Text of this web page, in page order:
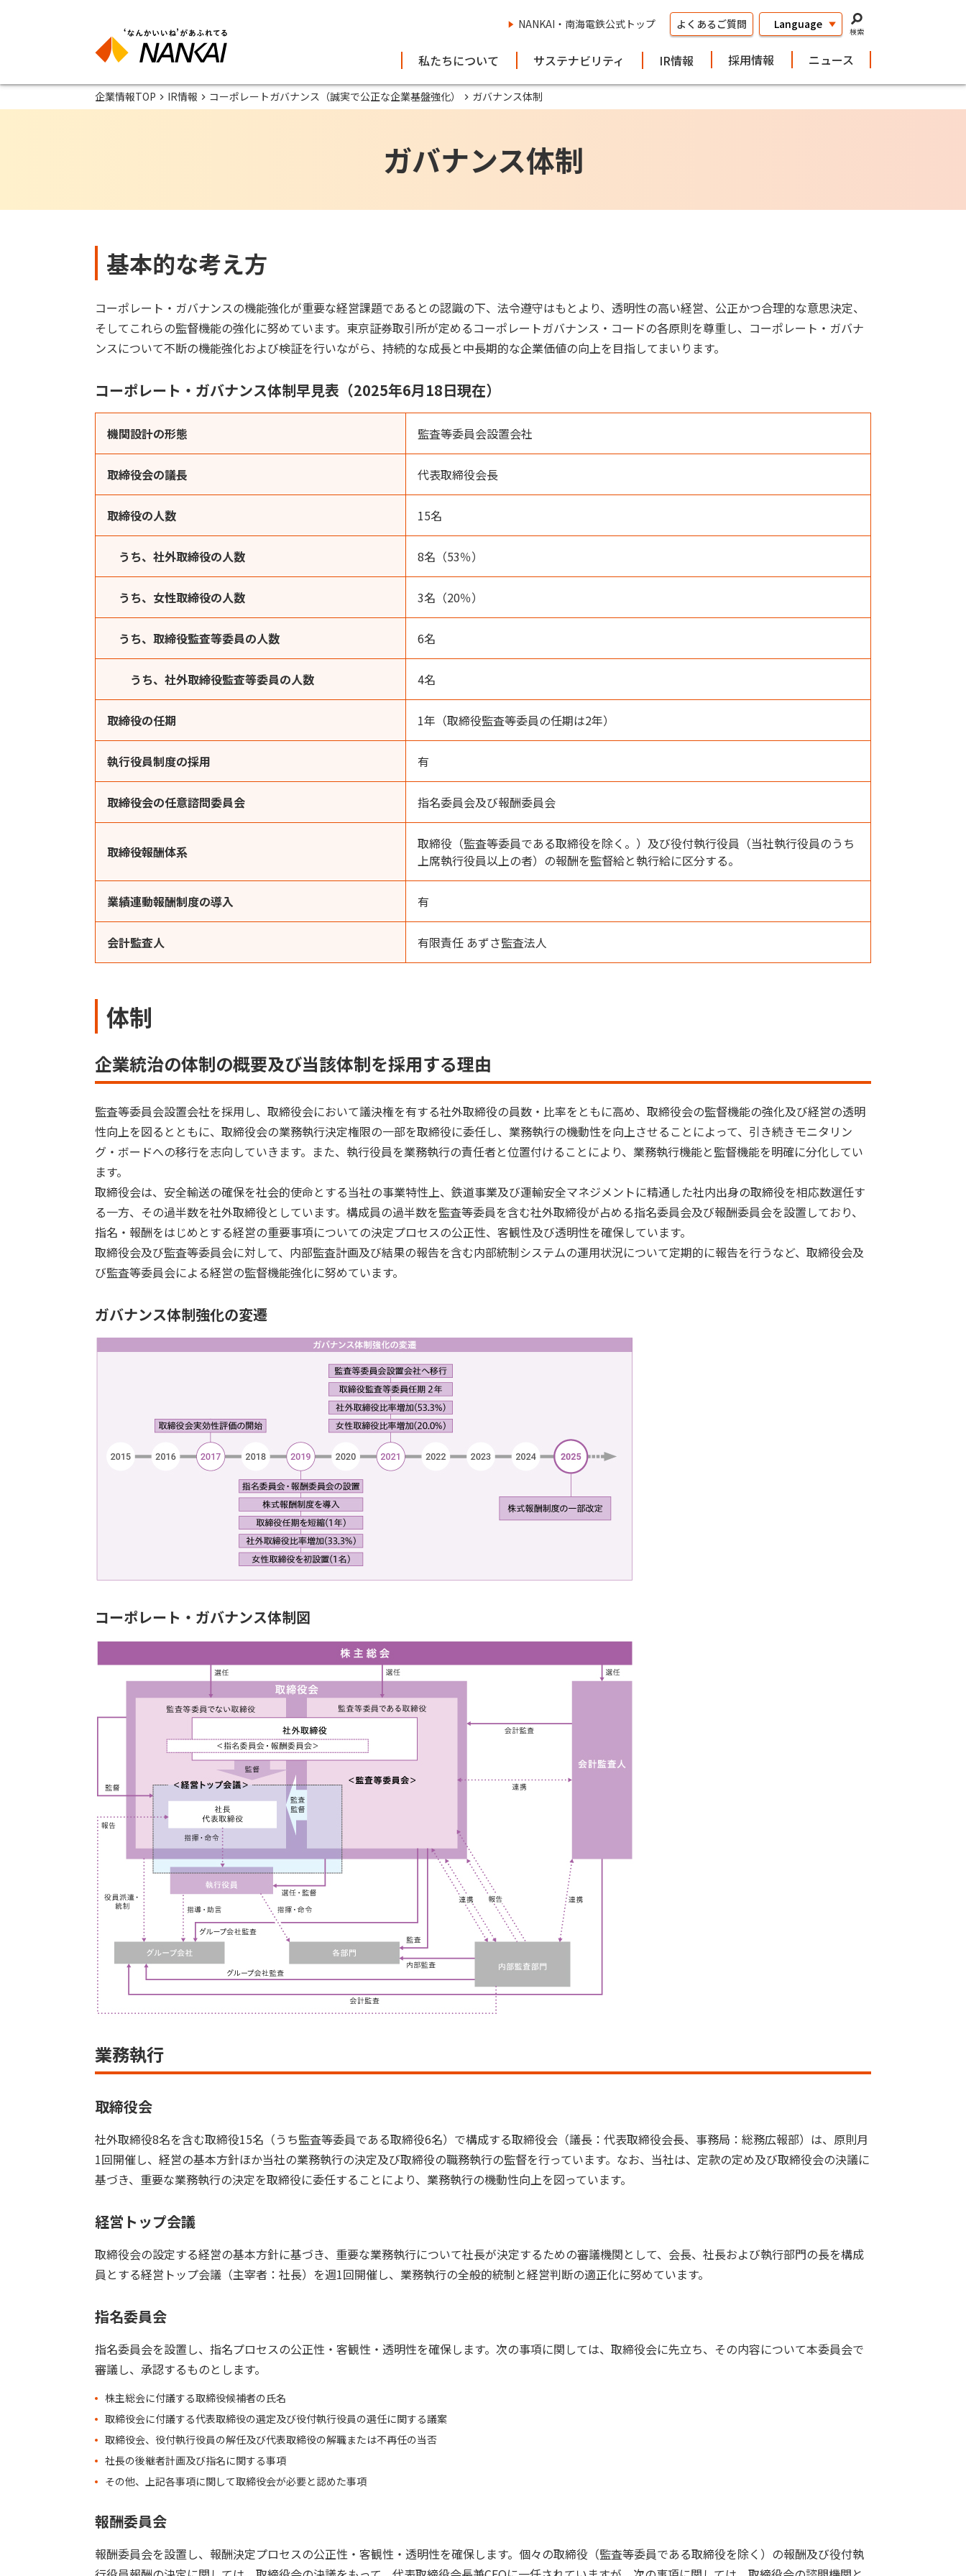
NANKAI・南海電鉄公式トップ よくあるご質問
検索
私たちについて サステナビリティ IR情報 採用情報 ニュース
企業情報TOP IR情報 コーポレートガバナンス（誠実で公正な企業基盤強化） ガバナンス体制
ガバナンス体制
基本的な考え方
コーポレート・ガバナンスの機能強化が重要な経営課題であるとの認識の下、法令遵守はもとより、透明性の高い経営、公正かつ合理的な意思決定、
そしてこれらの監督機能の強化に努めています。東京証券取引所が定めるコーポレートガバナンス・コードの各原則を尊重し、コーポレート・ガバナ
ンスについて不断の機能強化および検証を行いながら、持続的な成長と中長期的な企業価値の向上を目指してまいります。
コーポレート・ガバナンス体制早見表（2025年6月18日現在）
機関設計の形態 監査等委員会設置会社
取締役会の議長 代表取締役会長
取締役の人数 15名
うち、社外取締役の人数 8名（53％）
うち、女性取締役の人数 3名（20％）
うち、取締役監査等委員の人数 6名
うち、社外取締役監査等委員の人数 4名
取締役の任期 1年（取締役監査等委員の任期は2年）
執行役員制度の採用 有
取締役会の任意諮問委員会 指名委員会及び報酬委員会
取締役報酬体系
取締役（監査等委員である取締役を除く。）及び役付執行役員（当社執行役員のうち
上席執行役員以上の者）の報酬を監督給と執行給に区分する。
業績連動報酬制度の導入 有
会計監査人 有限責任 あずさ監査法人
体制
企業統治の体制の概要及び当該体制を採用する理由
監査等委員会設置会社を採用し、取締役会において議決権を有する社外取締役の員数・比率をともに高め、取締役会の監督機能の強化及び経営の透明
性向上を図るとともに、取締役会の業務執行決定権限の一部を取締役に委任し、業務執行の機動性を向上させることによって、引き続きモニタリン
グ・ボードへの移行を志向していきます。また、執行役員を業務執行の責任者と位置付けることにより、業務執行機能と監督機能を明確に分化してい
ます。
取締役会は、安全輸送の確保を社会的使命とする当社の事業特性上、鉄道事業及び運輸安全マネジメントに精通した社内出身の取締役を相応数選任す
る一方、その過半数を社外取締役としています。構成員の過半数を監査等委員を含む社外取締役が占める指名委員会及び報酬委員会を設置しており、
指名・報酬をはじめとする経営の重要事項についての決定プロセスの公正性、客観性及び透明性を確保しています。
取締役会及び監査等委員会に対して、内部監査計画及び結果の報告を含む内部統制システムの運用状況について定期的に報告を行うなど、取締役会及
び監査等委員会による経営の監督機能強化に努めています。
ガバナンス体制強化の変遷
コーポレート・ガバナンス体制図
業務執行
取締役会
社外取締役8名を含む取締役15名（うち監査等委員である取締役6名）で構成する取締役会（議長：代表取締役会長、事務局：総務広報部）は、原則月
1回開催し、経営の基本方針ほか当社の業務執行の決定及び取締役の職務執行の監督を行っています。なお、当社は、定款の定め及び取締役会の決議に
基づき、重要な業務執行の決定を取締役に委任することにより、業務執行の機動性向上を図っています。
経営トップ会議
取締役会の設定する経営の基本方針に基づき、重要な業務執行について社長が決定するための審議機関として、会長、社長および執行部門の長を構成
員とする経営トップ会議（主宰者：社長）を週1回開催し、業務執行の全般的統制と経営判断の適正化に努めています。
指名委員会
指名委員会を設置し、指名プロセスの公正性・客観性・透明性を確保します。次の事項に関しては、取締役会に先立ち、その内容について本委員会で
審議し、承認するものとします。
株主総会に付議する取締役候補者の氏名
取締役会に付議する代表取締役の選定及び役付執行役員の選任に関する議案
取締役会、役付執行役員の解任及び代表取締役の解職または不再任の当否
社長の後継者計画及び指名に関する事項
その他、上記各事項に関して取締役会が必要と認めた事項
報酬委員会
報酬委員会を設置し、報酬決定プロセスの公正性・客観性・透明性を確保します。個々の取締役（監査等委員である取締役を除く）の報酬及び役付執